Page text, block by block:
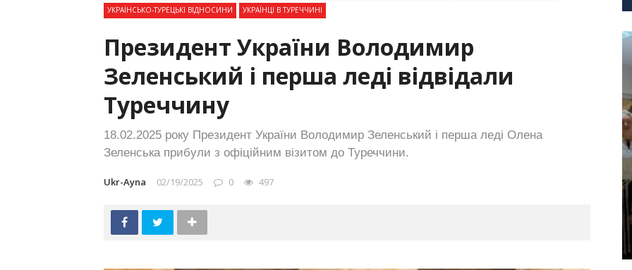
УКРАЇНСЬКО-ТУРЕЦЬКІ ВІДНОСИНИ
УКРАЇНЦІ В ТУРЕЧЧИНІ
Президент України Володимир
Зеленський і перша леді відвідали
Туреччину
18.02.2025 року Президент України Володимир Зеленський і перша леді Олена
Зеленська прибули з офіційним візитом до Туреччини.
Ukr-Ayna 02/19/2025 0 497